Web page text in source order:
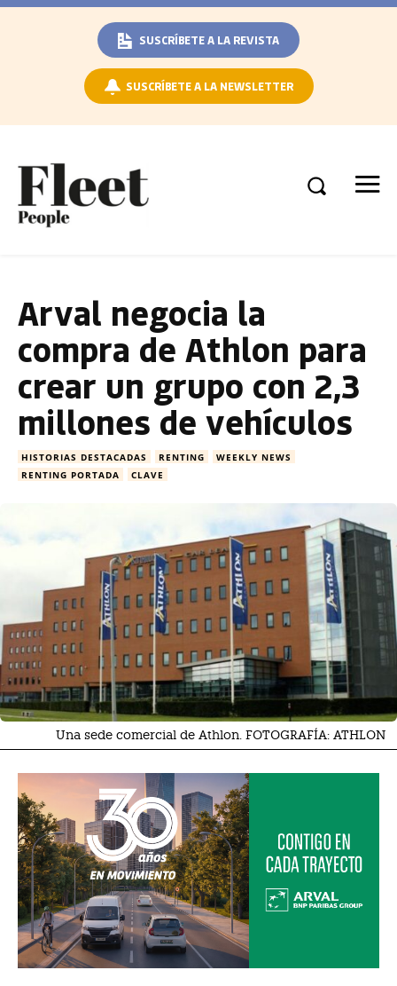
SUSCRÍBETE A LA REVISTA
SUSCRÍBETE A LA NEWSLETTER
Arval negocia la
compra de Athlon para
crear un grupo con 2,3
millones de vehículos
HISTORIAS DESTACADAS RENTING
WEEKLY NEWS
RENTING PORTADA
CLAVE
Una sede comercial de Athlon. FOTOGRAFÍA: ATHLON